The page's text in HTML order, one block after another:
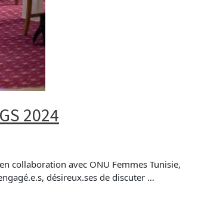
2024
collaboration avec ONU Femmes Tunisie,
désireux.ses de discuter …